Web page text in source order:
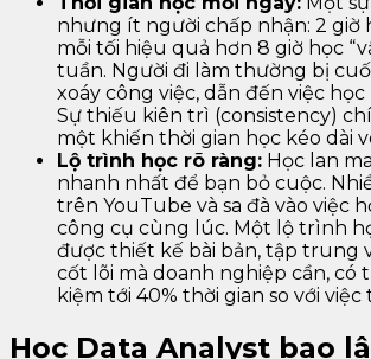
nhưng ít người chấp nhận: 2 giờ
mỗi tối hiệu quả hơn 8 giờ học
tuần. Người đi làm thường bị
xoáy công việc, dẫn đến việc
Sự thiếu kiên trì (consistency)
một khiến thời gian học kéo dài
Lộ trình học rõ ràng: Học lan
nhanh nhất để bạn bỏ cuộc.
trên YouTube và sa đà vào việc
công cụ cùng lúc. Một lộ trình
được thiết kế bài bản, tập trung
cốt lõi mà doanh nghiệp cần, có
kiệm tới 40% thời gian so với việc
Học Data Analyst bao